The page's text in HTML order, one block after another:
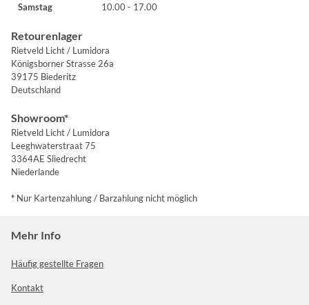
Samstag
10.00 - 17.00
Retourenlager
Rietveld Licht / Lumidora
Königsborner Strasse 26a
39175 Biederitz
Deutschland
Showroom*
Rietveld Licht / Lumidora
Leeghwaterstraat 75
3364AE Sliedrecht
Niederlande
* Nur Kartenzahlung / Barzahlung nicht möglich
Mehr Info
Häufig gestellte Fragen
Kontakt